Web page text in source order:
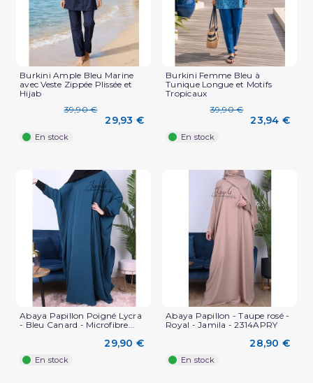
Burkini Ample Bleu Marine
avec Veste Zippée Plissée et
Hijab
39,90 €
29,93 €
En stock
Burkini Femme Bleu à
Tunique Longue et Motifs
Tropicaux
39,90 €
23,94 €
En stock
Abaya Papillon Poigné Lycra
- Bleu Canard - Microfibre...
29,90 €
En stock
Abaya Papillon - Taupe rosé -
Royal - Jamila - 2314APRY
28,90 €
En stock